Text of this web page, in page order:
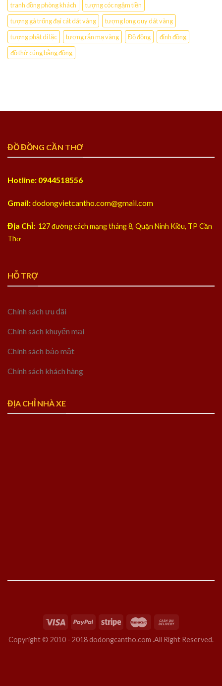
tranh đồng phòng khách
tượng cóc ngậm tiền
tượng gà trống đại cát dát vàng
tượng long quy dát vàng
tượng phật di lặc
tượng rắn mạ vàng Đồ đồng
đỉnh đồng
đồ thờ cúng bằng đồng
ĐỒ ĐỒNG CẦN THƠ
Hotline: 0944518556
Gmail:dodongvietcantho.com@gmail.com
Địa Chỉ: 127 đường cách mạng tháng 8, Quận Ninh Kiều, TP Cần
Thơ
HỖ TRỢ
Chính sách ưu đãi
Chính sách khuyến mại
Chính sách bảo mật
Chính sách khách hàng
ĐỊA CHỈ NHÀ XE
Copyright © 2010 - 2018 dodongcantho.com .All Right Reserved.